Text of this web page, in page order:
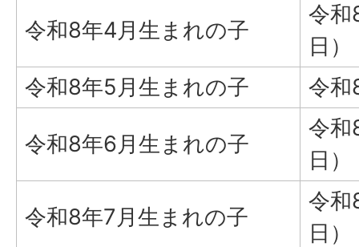
令和8年4月生まれの子
令和
日）
令和8年5月生まれの子
令和
令和8年6月生まれの子
令和
日）
令和8年7月生まれの子
令和
日）